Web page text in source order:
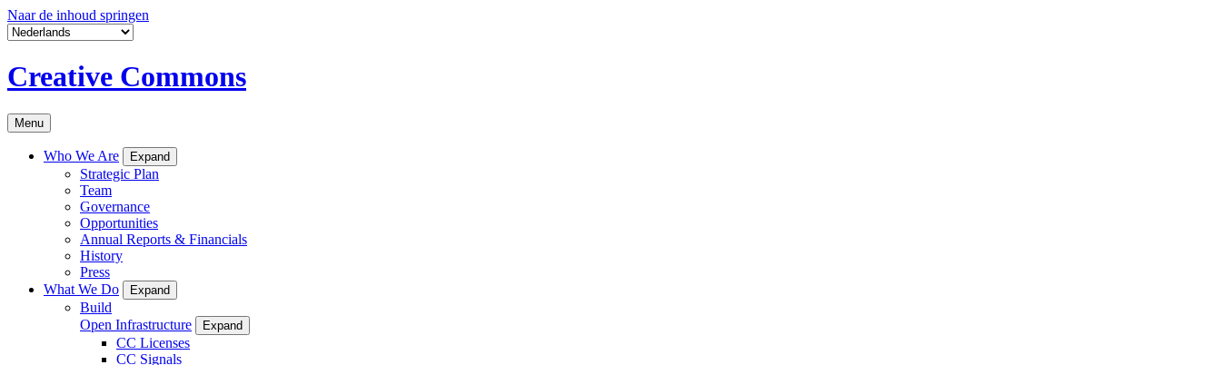
Naar de inhoud springen
Creative Commons
Menu
Who We Are Expand
Strategic Plan
Team
Governance
Opportunities
Annual Reports & Financials
History
Press
What We Do
Expand
Build
Open Infrastructure
Expand
CC Licenses
CC Signals